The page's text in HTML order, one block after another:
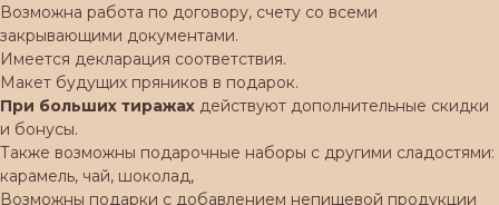
Возможна работа по договору, счету со всеми
закрывающими документами.
Имеется декларация соответствия.
Макет будущих пряников в подарок.
При больших тиражах действуют дополнительные скидки
и бонусы.
Также возможны подарочные наборы с другими сладостями:
карамель, чай, шоколад,
Возможны подарки с добавлением непищевой продукции